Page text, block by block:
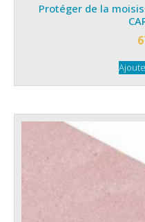
Protéger de la